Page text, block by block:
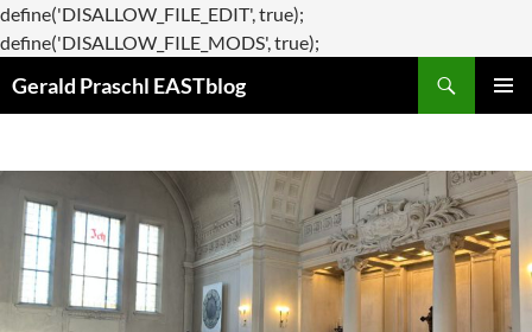
define('DISALLOW_FILE_EDIT', true);
define('DISALLOW_FILE_MODS', true);
Gerald Praschl EASTblog